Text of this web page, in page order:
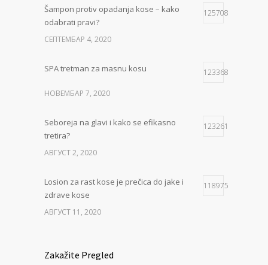
Šampon protiv opadanja kose – kako
odabrati pravi?
125708
СЕПТЕМБАР 4, 2020
SPA tretman za masnu kosu 123368
НОВЕМБАР 7, 2020
Seboreja na glavi i kako se efikasno
tretira?
123261
АВГУСТ 2, 2020
Losion za rast kose je prečica do jake i
zdrave kose
118975
АВГУСТ 11, 2020
Zakažite Pregled